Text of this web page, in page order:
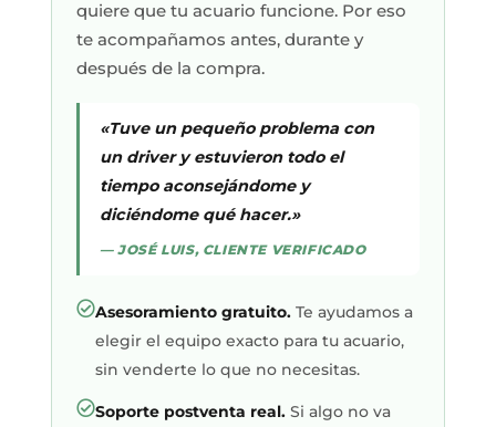
quiere que tu acuario funcione. Por eso
te acompañamos antes, durante y
después de la compra.
«Tuve un pequeño problema con
un driver y estuvieron todo el
tiempo aconsejándome y
diciéndome qué hacer.»
— JOSÉ LUIS, CLIENTE VERIFICADO
Asesoramiento gratuito. Te ayudamos a
elegir el equipo exacto para tu acuario,
sin venderte lo que no necesitas.
Soporte postventa real. Si algo no va